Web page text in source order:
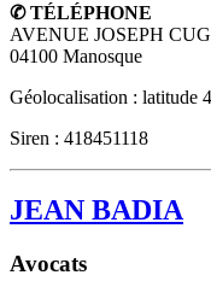
✆ TÉLÉPHONE
AVENUE JOSEPH
04100 Manosque
Géolocalisation : latitude
Siren : 418451118
JEAN BADIA
Avocats